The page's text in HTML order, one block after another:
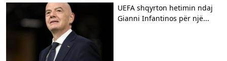
UEFA shqyrton hetimin ndaj
Gianni Infantinos për një...